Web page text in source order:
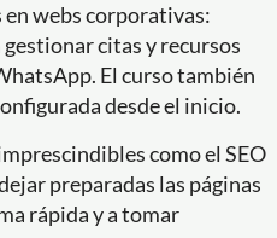
webs corporativas:
citas y recursos
El curso también
desde el inicio.
como el SEO
preparadas las páginas
rápida y a tomar